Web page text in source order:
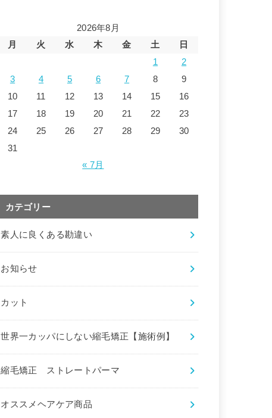
2026年8月
月
火 水 木 金 土
日
1
2
3
4 5 6 7 8
9
10
11 12 13 14 15
16
17
18 19 20 21 22
23
24
25 26 27 28 29
30
31
« 7月
カテゴリー
素人に良くある勘違い
お知らせ
カット
世界一カッパにしない縮毛矯正【施術例】
縮毛矯正 ストレートパーマ
オススメヘアケア商品